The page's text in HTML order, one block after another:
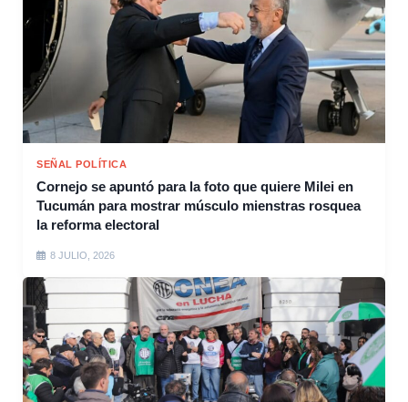
SEÑAL POLÍTICA
Cornejo se apuntó para la foto que quiere Milei en
Tucumán para mostrar músculo mienstras rosquea
la reforma electoral
8 JULIO, 2026